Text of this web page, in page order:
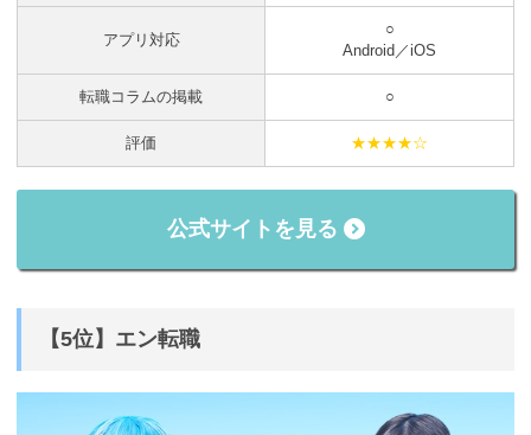
アプリ対応
○
Android／iOS
転職コラムの掲載 ○
評価 ★★★★☆
公式サイトを見る
【5位】エン転職